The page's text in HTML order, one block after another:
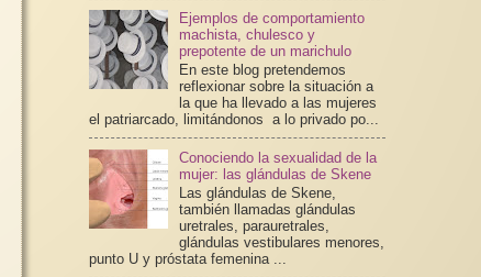
Ejemplos de comportamiento
machista, chulesco y
prepotente de un marichulo
En este blog pretendemos
reflexionar sobre la situación a
la que ha llevado a las mujeres
el patriarcado, limitándonos a lo privado po...
Conociendo la sexualidad de la
mujer: las glándulas de Skene
Las glándulas de Skene,
también llamadas glándulas
uretrales, parauretrales,
glándulas vestibulares menores,
punto U y próstata femenina ...